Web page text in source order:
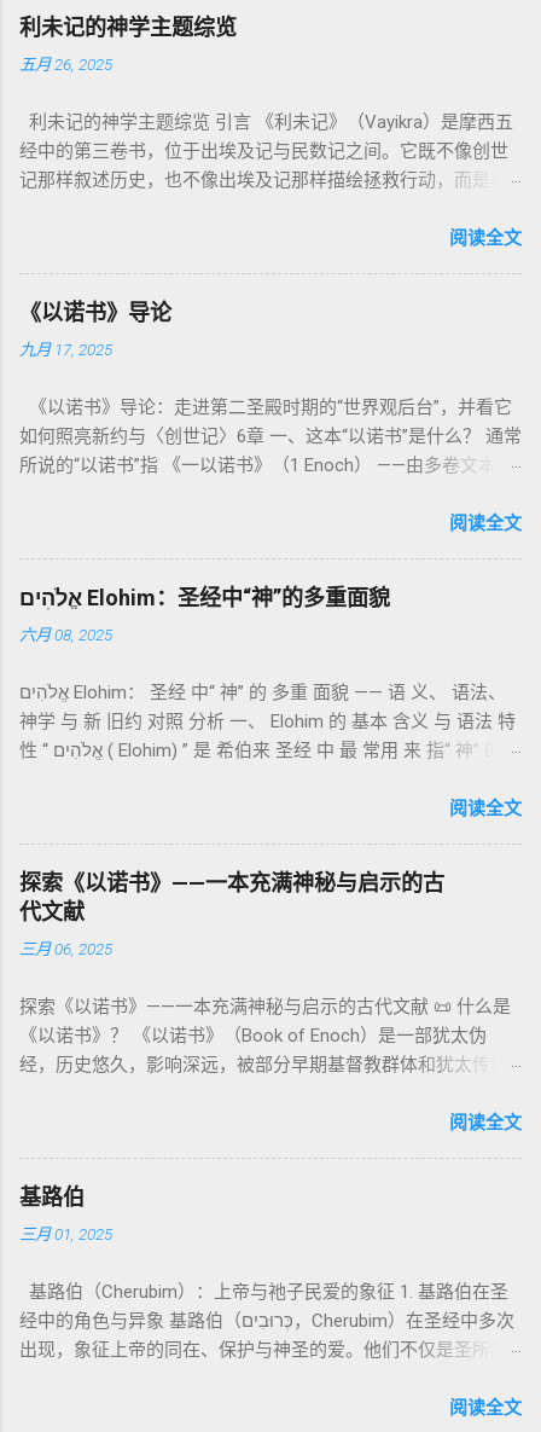
利未记的神学主题综览
五月 26, 2025
利未记的神学主题综览 引言 《利未记》（Vayikra）是摩西五
经中的第三卷书，位于出埃及记与民数记之间。它既不像创世
记那样叙述历史，也不像出埃及记那样描绘拯救行动，而是将
内容看似仪式化，《利未记》却揭示了 神的临在如何规范人类
为我耶和华你们的神是圣洁的。”（利未记19:2） 这节经文构成
整卷书的中心神学。希伯来文“קָדוֹשׁ”（kadosh）不仅意味着道
德上的圣洁，更意味着“分别出来”、“归属于神”。 《利未记》教
中活出“圣洁”。圣洁不仅是内心态度，更是生活方式。 二、献
祭制度：与神相交的通道 前七章详细描述五种祭： 燔祭
（olah）：全然献上，象征奉献与赎罪； 素祭 （minchah）：
团契的象征； 赎罪祭 （chatat）：针对无意之罪的遮盖； 赎愆
祭 （asham）：针对特定罪行的赔偿与赎回。 这些制度不是单
纯宗教仪式，而是 神提供给罪人恢复关系的方式 。 希伯来文
祂的子民得洁净并维系同在。 三、祭司制度与敬拜秩序 亚伦与
记》强调他们的洁净、服饰、行为都必须与神的圣洁相称。 祭
司是 圣所的看守者、律法的教导者与百姓的代求者 。他们的失
败（如拿答与亚比户擅献凡火）立刻带来神的审判（利10
限 第11–15章讲述关于食物、疾病（如大麻风）、体液等“洁净
与不洁”的律例。其目的不是为了迷信或隔离，而是建立 圣洁与
秩序感 ，帮助以色列人活在神的同在中。 “洁净”不是等同于“无
罪”，而是不妨碍与神交往的状态。圣所是神居住之地，进入必
16章描述每年一次的“赎罪日”（Yom Kippur），大祭司进入至
圣所，用血为圣所与百姓遮罪。 这是整卷《利未记》的神学中
心： 神愿意居住在人中间； 罪必须被遮盖才能维持这同在；
神主动提供遮罪之道（两个祭牲，特别是“为耶和华”的与“归于
亚撒泻勒”的）。 这预表...
阅读全文
《以诺书》导论
九月 17, 2025
《以诺书》导论：走进第二圣殿时期的“世界观后台”，并看它
如何照亮新约与〈创世记〉6章 一、这本“以诺书”是什么？ 通常
所说的“以诺书”指 《一以诺书》（1 Enoch） ——由多卷文本构
世纪），虽不在犹太/基督教主流正典之内（ 埃塞俄比亚正教
吉兹语（埃塞俄比亚语） 保存， 死海古卷 出土了多份 阿拉姆
语 残卷，另有 希腊文 片段，显示其广泛流传。 《一以诺书》
大体由五部分组成（作者与年代各异）： 《守望者之书》（1–
通婚、巨人（尼非利人）的出现，以及神对其囚禁与审判。
《比喻/相似喻之书》（37–71） ：频繁出现“ 那位人子/拣选
者/义者 ”，刻画末世审判与王权。 《天文之书》（72–82） ：
：以异象回顾以色列史并预示末世。 《以诺书信》（91–108）
：智慧训诫、“祸哉”、义人与恶人的结局等。 提示：另有《二
以诺书》（斯拉夫文）与《三以诺书》（希伯来文），属更晚
期以诺传统，不等同于《一以诺书》。 二、为什么重要？——
呼应 犹大书14–15 几乎逐字引 1 Enoch 1:9（“主带着千万圣者
的“深渊囚禁”叙事共振。 彼后2:4 用“ 他他路斯 （Tartarus）”指
天使囚禁之所，贴近以诺传统语境。 福音书/启示录 中的“ 人子
来临与天使同来、坐在荣耀宝座审判列国 ”（太24–25；启1、
观 ：以诺将“巨人之灵”为游行污灵的渊源学解释，补给了新约
驱魔叙事背后的“灵界词库”（可1、路8；亦参弗6:12“执政掌
权”）。 阴间与审判意象 ：Sheol 的分区、册卷与火刑等图像，
：以诺传统对压迫者的“祸哉”，与 雅各书 对不义富者的警告
（雅5）形成呼应。 ...
阅读全文
אֱלֹהִים Elohim：圣经中“神”的多重面貌
六月 08, 2025
אֱלֹהִים Elohim： 圣经 中“ 神” 的 多重 面貌 —— 语 义、 语法、
神学 与 新 旧约 对照 分析 一、 Elohim 的 基本 含义 与 语法 特
性 “ אֱלֹהִים ( Elohim) ” 是 希伯来 圣经 中 最 常用 来 指“ 神” 的
者”。 ✦ 语法 现象： Elohim 是 一个 复数 形式 （“- im” 后
世 记 1: 1）； 在 其他 语 境 中也 可 用于 复数 意义， 如 指 多
神、 属 灵 存在、 审判 官 等； 因此， 需 借助 上下文 判断 语
义 和 神学 定位 。 二、 希伯来 圣经 中 Elohim 的 主要 用法 与
示例 分类 类型 用法 说明 示例 经文 含义 1. 真神 指 以色列 的
所 崇拜 的 神祇 出 20: 3 假 神/ 偶像（ gods） 3. 属 灵 存在
神 的 众 子、 天使、 神圣 议会 成员 诗 82: 1, 申 32: 8– 9
神圣 存在（ divine beings） 4. 法官 被 委托 施行 神 审判者 出
权 代表 受托 执行 神 旨意 的 人（ 如 摩西） 出 7: 1 神 的 代言
人（ divine proxy） 6. 强调 威严 复数 形式 强调 尊贵 超自然 的
显现 撒 上 28: 13 灵界 显现 或 尊称（ majestic plural） 三、
בְּרֵאשִׁית בָּרָא אֱלֹהִים...” “ 起初， 神（ Elohim） 创造 天地。” 尽
语法 结构 显示 这 是在 强调 一位 ...
阅读全文
探索《以诺书》——一本充满神秘与启示的古
代文献
三月 06, 2025
探索《以诺书》——一本充满神秘与启示的古代文献 📜 什么是
《以诺书》？ 《以诺书》（Book of Enoch）是一部犹太伪
经，历史悠久，影响深远，被部分早期基督教群体和犹太传统
的曾祖父——的名义写成，包含大量关于天使、堕落、审判和弥
行，神将他取去，他就不在世了。” 这一神秘的记载激发了后世
关于以诺与神的关系、天国奥秘的丰富想象。《以诺书》便是
这种想象的结晶。 📖《以诺书》的主要内容 《以诺书》并非一
之书》（1 Enoch 1-36） 讲述堕落天使（守望者，Watchers）
如何违背神的命令，与人类女子结合，生下巨人（Nephilim）。
这些天使教授人类各种知识，如金属锻造、药草使用和占星
洪水洁净世界。 这一描述与《创世记 6:1-4》的“神的众子”相呼
阅读全文
基路伯
三月 01, 2025
基路伯（Cherubim）：上帝与祂子民爱的象征 1. 基路伯在圣
经中的角色与异象 基路伯（כְּרוּבִים，Cherubim）在圣经中多次
出现，象征上帝的同在、保护与神圣的爱。他们不仅是圣所的
护者 在《创世记》3:24中，基路伯首次出现，被安置在伊甸园
阅读全文